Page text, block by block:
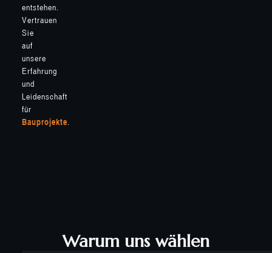
entstehen.
Vertrauen
Sie
auf
unsere
Erfahrung
und
Leidenschaft
für
Bauprojekte
Warum uns wählen